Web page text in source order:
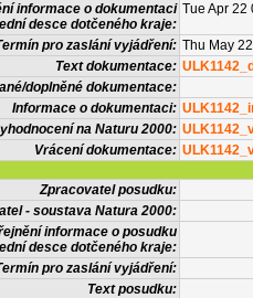
informace o dokumentaci
desce dotčeného kraje:
Tue Apr 22
pro zaslání vyjádření: Thu May
Text dokumentace:
doplněné dokumentace:
Informace o dokumentaci:
na Naturu 2000:
Vrácení dokumentace:
Zpracovatel posudku:
- soustava Natura 2000:
informace o posudku
desce dotčeného kraje:
pro zaslání vyjádření:
Text posudku: